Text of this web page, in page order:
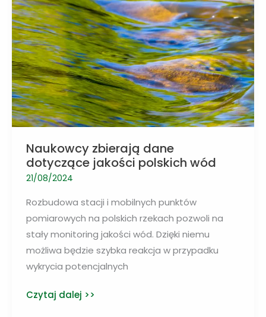
degradacji
lasów
Naukowcy zbierają dane
dotyczące jakości polskich wód
21/08/2024
Rozbudowa stacji i mobilnych punktów
pomiarowych na polskich rzekach pozwoli na
stały monitoring jakości wód. Dzięki niemu
możliwa będzie szybka reakcja w przypadku
wykrycia potencjalnych
Naukowcy
Czytaj dalej >>